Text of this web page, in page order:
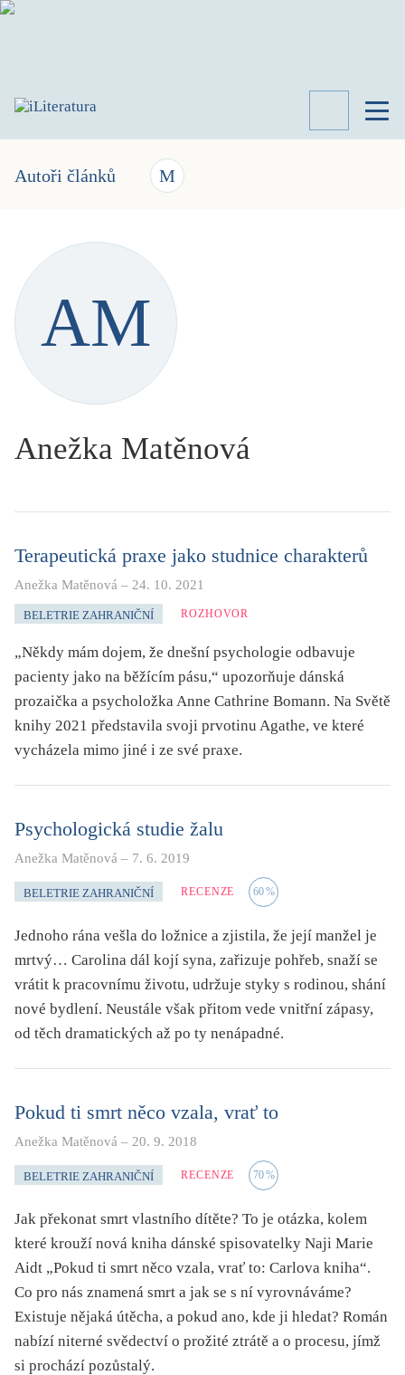
TÉMATA
KNIHY
LITERATURY
UKÁZKA
Autoři článků M
AM
Anežka Matěnová
Terapeutická praxe jako studnice charakterů
Anežka Matěnová – 24. 10. 2021
BELETRIE ZAHRANIČNÍ ROZHOVOR
„Někdy mám dojem, že dnešní psychologie odbavuje
pacienty jako na běžícím pásu,“ upozorňuje dánská
prozaička a psycholožka Anne Cathrine Bomann. Na Světě
knihy 2021 představila svoji prvotinu Agathe, ve které
vycházela mimo jiné i ze své praxe.
Psychologická studie žalu
Anežka Matěnová – 7. 6. 2019
BELETRIE ZAHRANIČNÍ RECENZE 60%
Jednoho rána vešla do ložnice a zjistila, že její manžel je
mrtvý… Carolina dál kojí syna, zařizuje pohřeb, snaží se
vrátit k pracovnímu životu, udržuje styky s rodinou, shání
nové bydlení. Neustále však přitom vede vnitřní zápasy,
od těch dramatických až po ty nenápadné.
Pokud ti smrt něco vzala, vrať to
Anežka Matěnová – 20. 9. 2018
BELETRIE ZAHRANIČNÍ RECENZE 70%
Jak překonat smrt vlastního dítěte? To je otázka, kolem
které krouží nová kniha dánské spisovatelky Naji Marie
Aidt „Pokud ti smrt něco vzala, vrať to: Carlova kniha“.
Co pro nás znamená smrt a jak se s ní vyrovnáváme?
Existuje nějaká útěcha, a pokud ano, kde ji hledat? Román
nabízí niterné svědectví o prožité ztrátě a o procesu, jímž
si prochází pozůstalý.